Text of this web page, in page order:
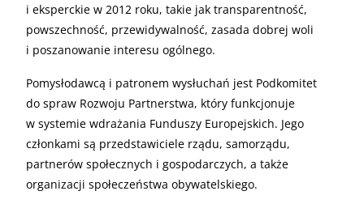
i eksperckie w 2012 roku, takie jak transparentność,
powszechność, przewidywalność, zasada dobrej woli
i poszanowanie interesu ogólnego.
Pomysłodawcą i patronem wysłuchań jest Podkomitet
do spraw Rozwoju Partnerstwa, który funkcjonuje
w systemie wdrażania Funduszy Europejskich. Jego
członkami są przedstawiciele rządu, samorządu,
partnerów społecznych i gospodarczych, a także
organizacji społeczeństwa obywatelskiego.